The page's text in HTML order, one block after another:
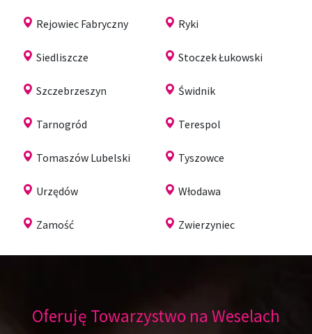
Rejowiec Fabryczny Ryki
Siedliszcze Stoczek Łukowski
Szczebrzeszyn Świdnik
Tarnogród Terespol
Tomaszów Lubelski Tyszowce
Urzędów Włodawa
Zamość Zwierzyniec
Oferuję Towarzystwo na Weselach